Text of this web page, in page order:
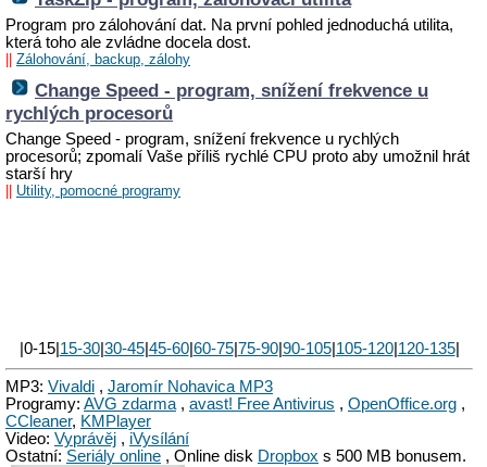
Program pro zálohování dat. Na první pohled jednoduchá utilita,
která toho ale zvládne docela dost.
Zálohování, backup, zálohy
Change Speed - program, snížení frekvence u
rychlých procesorů
Change Speed - program, snížení frekvence u rychlých
procesorů; zpomalí Vaše příliš rychlé CPU proto aby umožnil hrát
starší hry
Utility, pomocné programy
|0-15| 15-30| 30-45| 45-60| 60-75| 75-90| 90-105| 105-120| 120-135|
MP3: Vivaldi , Jaromír Nohavica MP3
Programy: AVG zdarma, avast! Free Antivirus , OpenOffice.org ,
CCleaner, KMPlayer
Video: Vyprávěj , iVysílání
Ostatní: Seriály online , Online disk Dropbox s 500 MB bonusem.